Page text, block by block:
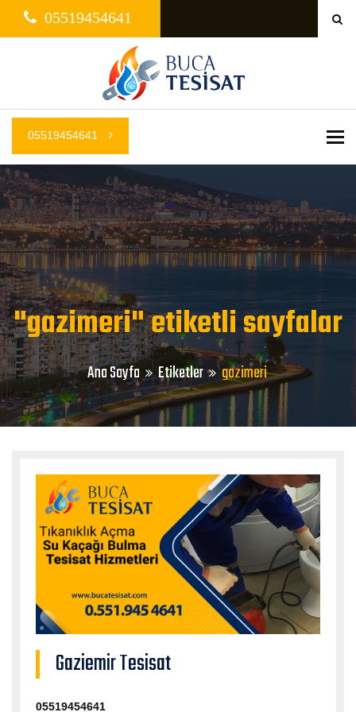
05519454641
05519454641
"gazimeri" etiketli sayfalar
Ana Sayfa Etiketler gazimeri
Gaziemir Tesisat
05519454641